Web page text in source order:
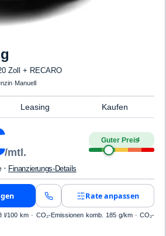
Zoll + RECARO
· Manuell
Leasing Kaufen
/mtl.
Guter Preis4
· Finanzierungs-Details
Rate anpassen
l/100 km · CO₂-Emissionen komb. 185 g/km · CO₂-